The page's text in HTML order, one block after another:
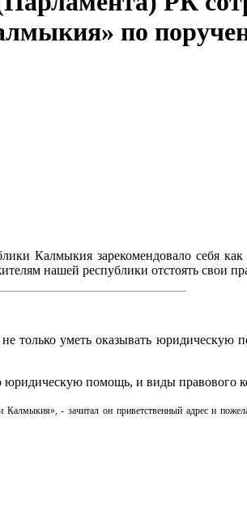
по
Калмыкия зарекомендовало себя
нашей республики отстоять свои
уметь оказывать юридическую
помощь, и виды правового
- зачитал он приветственный адрес и